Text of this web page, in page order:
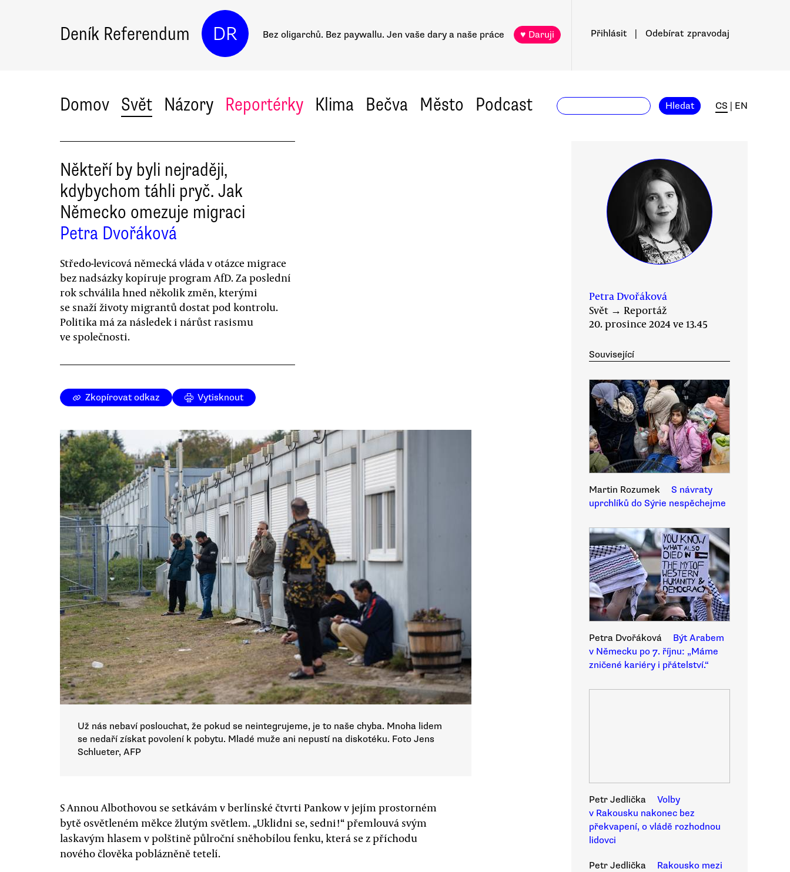
Deník Referendum DR Bez oligarchů. Bez paywallu. Jen vaše dary a naše práce ♥ Daruji Přihlásit Odebírat zpravodaj
Domov Svět Názory Reportérky Klima Bečva Město Podcast Hledat CS EN
Někteří by byli nejraději,
kdybychom táhli pryč. Jak
Německo omezuje migraci
Petra Dvořáková
Středo-levicová německá vláda v otázce migrace
bez nadsázky kopíruje program AfD. Za poslední
rok schválila hned několik změn, kterými
se snaží životy migrantů dostat pod kontrolu.
Politika má za následek i nárůst rasismu
ve společnosti.
Zkopírovat odkaz Vytisknout
Už nás nebaví poslouchat, že pokud se neintegrujeme, je to naše chyba. Mnoha lidem
se nedaří získat povolení k pobytu. Mladé muže ani nepustí na diskotéku. Foto Jens
Schlueter, AFP
S Annou Albothovou se setkávám v berlínské čtvrti Pankow v jejím prostorném
bytě osvětleném měkce žlutým světlem. „Uklidni se, sedni!“ přemlouvá svým
laskavým hlasem v polštině půlroční sněhobílou fenku, která se z příchodu
nového člověka poblázněně tetelí.
Petra Dvořáková
Svět → Reportáž
20. prosince 2024 ve 13.45
Související
Martin Rozumek
S návraty
uprchlíků do Sýrie nespěchejme
Petra Dvořáková
Být Arabem
v Německu po 7. říjnu: „Máme
zničené kariéry i přátelství.“
Petr Jedlička
Volby
v Rakousku nakonec bez
překvapení, o vládě rozhodnou
lidovci
Petr Jedlička
Rakousko mezi